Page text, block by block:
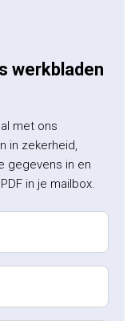
werkbladen
met ons
in zekerheid,
gegevens in en
in je mailbox.